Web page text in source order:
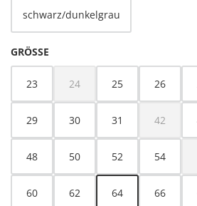
schwarz/dunkelgrau
GRÖSSE
23 24
(Diese Option ist zurzeit nicht
25 26
29 30 31 42
(Diese
48 50 52 54
60 62 64 66